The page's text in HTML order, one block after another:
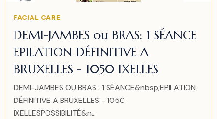
Item
FACIAL CARE
DEMI-JAMBES ou BRAS: 1 SÉANCE
EPILATION DÉFINITIVE A
BRUXELLES - 1050 IXELLES
DEMI-JAMBES OU BRAS : 1 SÉANCE&nbsp;EPILATION
DÉFINITIVE A BRUXELLES - 1050
IXELLESPOSSIBILITÉ&n...